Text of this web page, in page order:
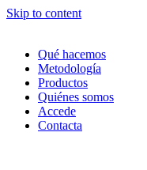
Skip to content
Qué hacemos
Metodología
Productos
Quiénes somos
Accede
Contacta